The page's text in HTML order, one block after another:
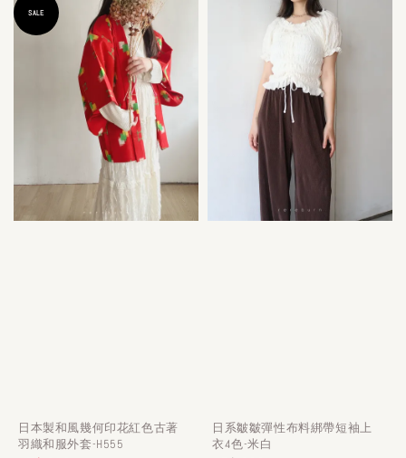
SALE
日本製和風幾何印花紅色古著
羽織和服外套-H555
日系皺皺彈性布料綁帶短袖上
衣4色-米白